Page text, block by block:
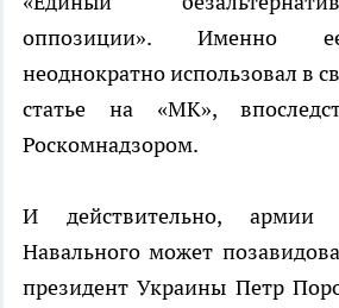
оппозиции». Именно
неоднократно использовал в
статье на «МК»,
Роскомнадзором.
И действительно, армии
Навального может
президент Украины Петр